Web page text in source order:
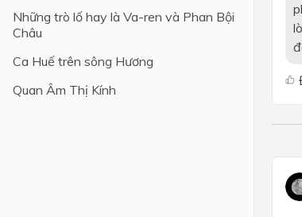
Những trò lố hay là Va-ren và Phan Bội
Châu
Ca Huế trên sông Hương
Quan Âm Thị Kính